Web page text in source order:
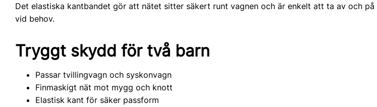
Det elastiska kantbandet gör att nätet sitter säkert runt vagnen och är enkelt att ta av och på
vid behov.
Tryggt skydd för två barn
Passar tvillingvagn och syskonvagn
Finmaskigt nät mot mygg och knott
Elastisk kant för säker passform